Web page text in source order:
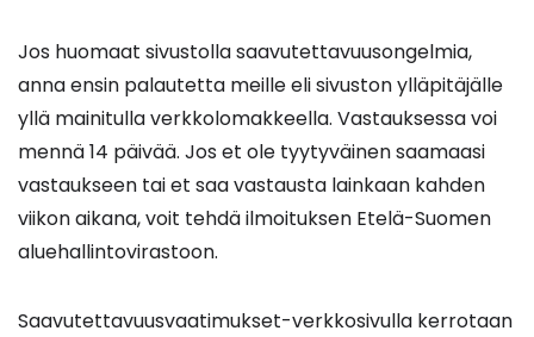
Jos huomaat sivustolla saavutettavuusongelmia,
anna ensin palautetta meille eli sivuston ylläpitäjälle
yllä mainitulla verkkolomakkeella. Vastauksessa voi
mennä 14 päivää. Jos et ole tyytyväinen saamaasi
vastaukseen tai et saa vastausta lainkaan kahden
viikon aikana, voit tehdä ilmoituksen Etelä-Suomen
aluehallintovirastoon.
Saavutettavuusvaatimukset-verkkosivulla kerrotaan